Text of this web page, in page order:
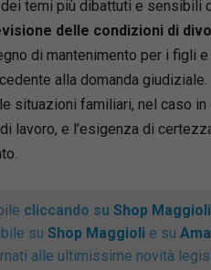
di famiglia, integrando
orientamenti
perdere di vista le più
della dottrina.
sviluppa dai presupposti
e competenza) per
e all’esecuzione dei
è dedicata ai profili
alle strategie processuali,
delle criticità
temi più dibattuti e sensibili
delle condizioni di
di mantenimento per i figli
alla domanda
situazioni familiari, nel caso in
lavoro, e l’esigenza di
cliccando su Shop Maggioli
su Shop Maggioli e su
alle ultimissime novità